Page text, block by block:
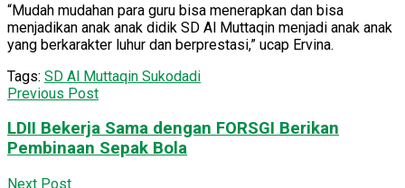
“Mudah mudahan para guru bisa menerapkan dan bisa
menjadikan anak anak didik SD Al Muttaqin menjadi anak anak
yang berkarakter luhur dan berprestasi,” ucap Ervina.
Tags: SD Al Muttaqin Sukodadi
Previous Post
LDII Bekerja Sama dengan FORSGI Berikan
Pembinaan Sepak Bola
Next Post